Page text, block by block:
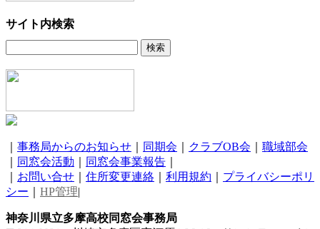
サイト内検索
事務局からのお知らせ 同期会 クラブOB会
職域部会
同窓会活動 同窓会事業報告
お問い合せ 住所変更連絡 利用規約
プライバシーポリ
シー
HP管理|
神奈川県立多摩高校同窓会事務局